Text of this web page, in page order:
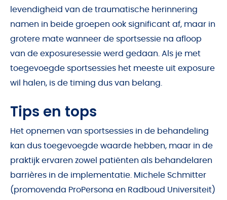
levendigheid van de traumatische herinnering
namen in beide groepen ook significant af, maar in
grotere mate wanneer de sportsessie na afloop
van de exposuresessie werd gedaan. Als je met
toegevoegde sportsessies het meeste uit exposure
wil halen, is de timing dus van belang.
Tips en tops
Het opnemen van sportsessies in de behandeling
kan dus toegevoegde waarde hebben, maar in de
praktijk ervaren zowel patiënten als behandelaren
barrières in de implementatie. Michele Schmitter
(promovenda ProPersona en Radboud Universiteit)